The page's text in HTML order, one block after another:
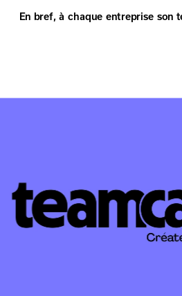
En bref, à chaque entreprise son